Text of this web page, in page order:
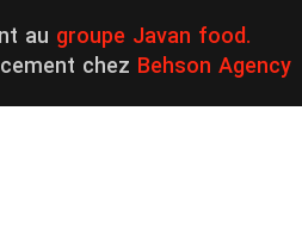
au groupe Javan food.
chez Behson Agency